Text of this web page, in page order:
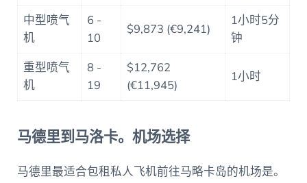
中型喷气
机
6 -
10
$9,873 (€9,241)
1小时5分
钟
重型喷气
机
8 -
19
$12,762
(€11,945)
1小时
马德里到马洛卡。机场选择
马德里最适合包租私人飞机前往马略卡岛的机场是。